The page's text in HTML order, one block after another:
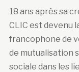
18 ans après sa
CLIC est devenu
francophone de
de mutualisation
sociale dans les